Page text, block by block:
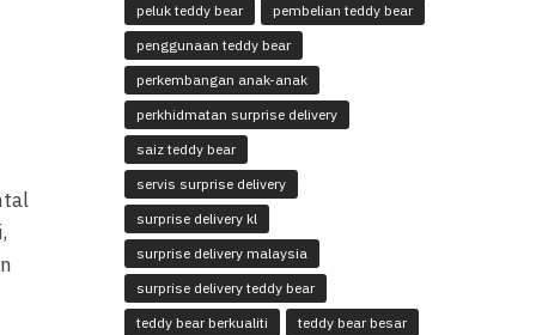
peluk teddy bear
pembelian teddy bear
penggunaan teddy bear
perkembangan anak-anak
perkhidmatan surprise delivery
saiz teddy bear
servis surprise delivery
surprise delivery kl
surprise delivery malaysia
surprise delivery teddy bear
teddy bear berkualiti
teddy bear besar